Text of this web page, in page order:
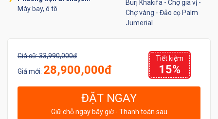
Burj Khakifa - Chợ gia vị -
Chợ vàng - Đảo cọ Palm
Jumerial
Máy bay, ô tô
Giá cũ:33,990,000đ
Giá mới: 28,900,000đ
Tiết kiệm
15%
ĐẶT NGAY
Giữ chỗ ngay bây giờ - Thanh toán sau